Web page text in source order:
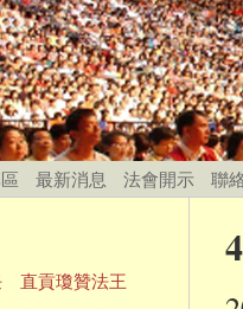
最新消息 法會開示 聯
直貢瓊贊法王